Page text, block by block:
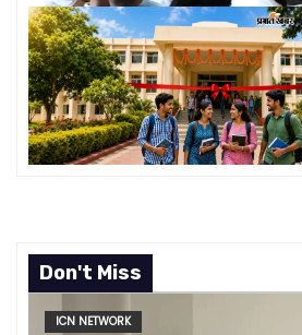
i
g
a
t
o
n
Don't Miss
ICN NETWORK